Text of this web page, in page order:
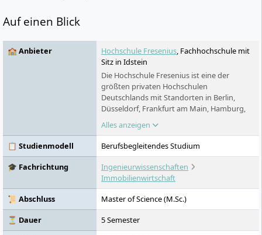
Auf einen Blick
🏫 Anbieter Hochschule Fresenius, Fachhochschule mit
Sitz in Idstein
Die Hochschule Fresenius ist eine der
größten privaten Hochschulen
Deutschlands mit Standorten in Berlin,
Düsseldorf, Frankfurt am Main, Hamburg,
Idstein, Köln, München und Wiesbaden. In
den Bereichen Chemie & Biologie,
Wirtschaft & Medien, Gesundheit & Soziales
und Design bietet sie praxisorientierte
Bachelor- und Masterstudiengänge sowie
Aus- und Weiterbildungen an. Ein Studium
Fernstudium möglich.
Alles anzeigen
📋 Studienmodell
Berufsbegleitendes Studium
🎓 Fachrichtung
Ingenieurwissenschaften
Immobilienwirtschaft
📜 Abschluss
Master of Science (M.Sc.)
⏳ Dauer
5 Semester